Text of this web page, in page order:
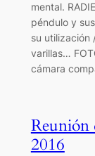
mental.
péndulo y
su utilización
varillas…
cámara
Reunión
2016